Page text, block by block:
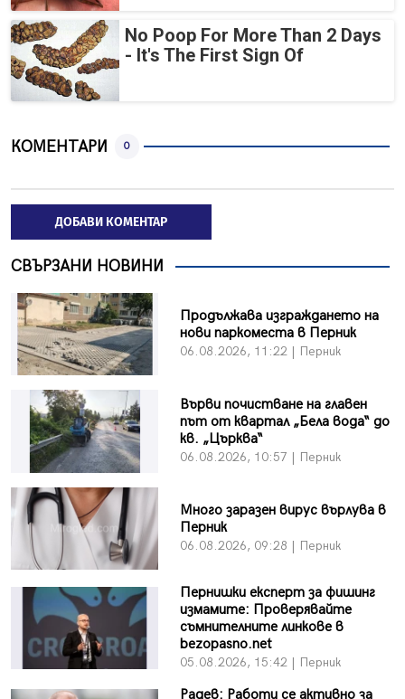
No Poop For More Than 2 Days
- It's The First Sign Of
КОМЕНТАРИ 0
ДОБАВИ КОМЕНТАР
СВЪРЗАНИ НОВИНИ
Продължава изграждането на
нови паркоместа в Перник
06.08.2026, 11:22 | Перник
Върви почистване на главен
път от квартал „Бела вода“ до
кв. „Църква“
06.08.2026, 10:57 | Перник
Много заразен вирус върлува в
Перник
06.08.2026, 09:28 | Перник
Пернишки експерт за фишинг
измамите: Проверявайте
съмнителните линкове в
bezopasno.net
05.08.2026, 15:42 | Перник
Радев: Работи се активно за